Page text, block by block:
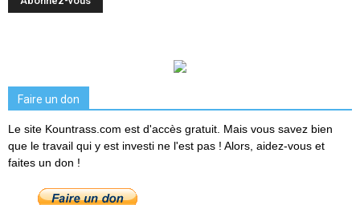
Faire un don
Le site Kountrass.com est d'accès gratuit. Mais vous savez bien
que le travail qui y est investi ne l'est pas ! Alors, aidez-vous et
faites un don !